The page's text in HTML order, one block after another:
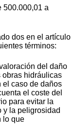
500.000,01 a
dos en el artículo
términos:
del daño
hidráulicas
el caso de daños
el coste del
para evitar la
y la peligrosidad
lo que